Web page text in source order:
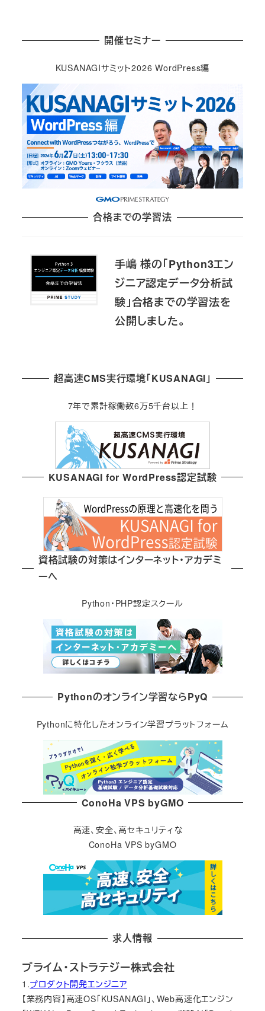
開催セミナー
KUSANAGIサミット2026 WordPress編
合格までの学習法
手嶋 様の「Python3エン
ジニア認定データ分析試
験」合格までの学習法を
公開しました。
超高速CMS実行環境「KUSANAGI」
7年で累計稼働数6万5千台以上！
KUSANAGI for WordPress認定試験
資格試験の対策はインターネット・アカデミ
ーへ
Python・PHP認定スクール
Pythonのオンライン学習ならPyQ
Pythonに特化したオンライン学習プラットフォーム
ConoHa VPS byGMO
高速、安全、高セキュリティな
ConoHa VPS byGMO
求人情報
プライム・ストラテジー株式会社
1.プロダクト開発エンジニア
【業務内容】高速OS「KUSANAGI」、Web高速化エンジン